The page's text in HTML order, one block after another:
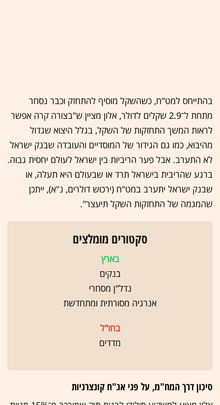
בהתייחס למט"ח, כשהשקל מוסיף להתחזק וכבר נסחר
מתחת ל־2.9 שקלים לדולר, אלון מציין ש"בצורה קרה אפשר
לראות המשך התחזקות של השקל, בגלל היצוא שגדול
מהיבוא, כמו גם הגידור של המוסדיים והעובדה שבנק ישראל
לא התערב. אבל פער הריביות בין ישראל לעולם יחסית גבוה.
ברגע שהריבית בישראל תרד או שבעולם היא תעלה, או
שבנק ישראל יתערב במט"ח (ירכוש דולרים, נ"א), ייתכן
שהמגמה של התחזקות השקל תיעצר".
סקטורים מומלצים
בארץ
בנקים
נדל"ן מסחרי
אנרגיה מסורתית ומתחדשת
בחו"ל
מדדים
סיכון דרך המח"מ, על פני אג"ח קונצרניות